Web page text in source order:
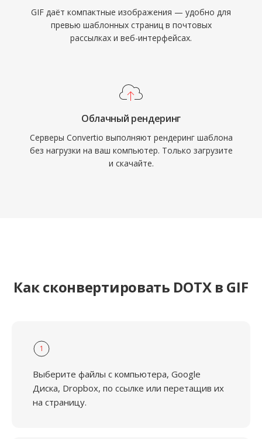
GIF даёт компактные изображения — удобно для
превью шаблонных страниц в почтовых
рассылках и веб-интерфейсах.
Облачный рендеринг
Серверы Convertio выполняют рендеринг шаблона
без нагрузки на ваш компьютер. Только загрузите
и скачайте.
Как сконвертировать DOTX в GIF
1
Выберите файлы с компьютера, Google
Диска, Dropbox, по ссылке или перетащив их
на страницу.